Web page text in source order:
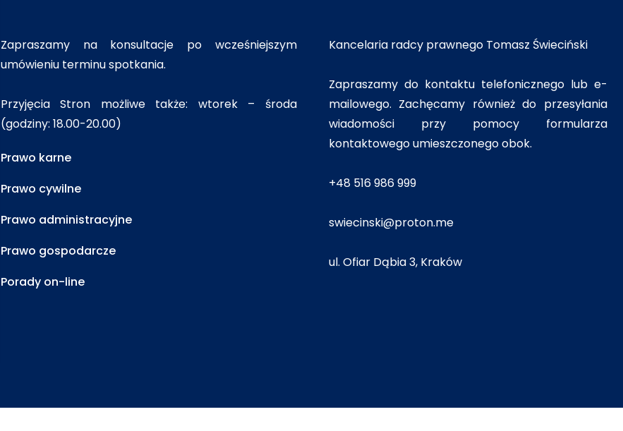
Zapraszamy na konsultacje po wcześniejszym
umówieniu terminu spotkania.
Przyjęcia Stron możliwe także: wtorek – środa
(godziny: 18.00-20.00)
Prawo karne
Prawo cywilne
Prawo administracyjne
Prawo gospodarcze
Porady on-line
Kancelaria radcy prawnego Tomasz Świeciński
Zapraszamy do kontaktu telefonicznego lub e-
mailowego. Zachęcamy również do przesyłania
wiadomości przy pomocy formularza
kontaktowego umieszczonego obok.
+48 516 986 999
swiecinski@proton.me
ul. Ofiar Dąbia 3, Kraków